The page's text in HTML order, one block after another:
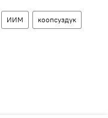
ИИМ коопсуздук